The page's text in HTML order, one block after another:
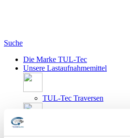
Suche
Die Marke TUL-Tec
Unsere Lastaufnahmemittel
TUL-Tec Traversen